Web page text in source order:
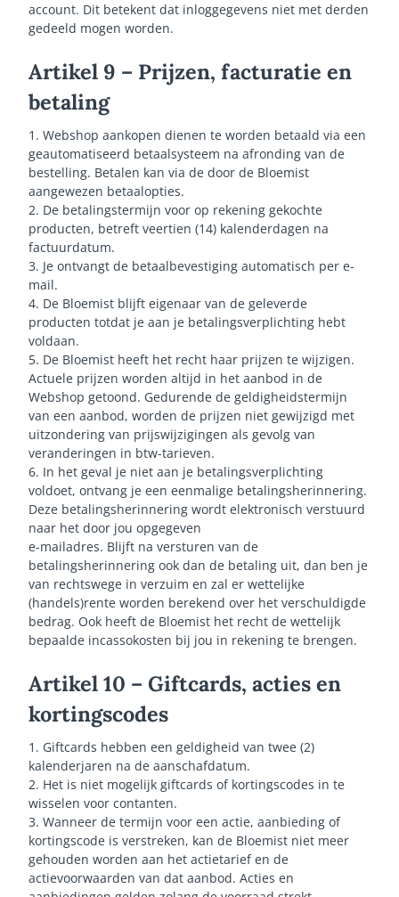
account. Dit betekent dat inloggegevens niet met derden
gedeeld mogen worden.
Artikel 9 – Prijzen, facturatie en
betaling
1. Webshop aankopen dienen te worden betaald via een
geautomatiseerd betaalsysteem na afronding van de
bestelling. Betalen kan via de door de Bloemist
aangewezen betaalopties.
2. De betalingstermijn voor op rekening gekochte
producten, betreft veertien (14) kalenderdagen na
factuurdatum.
3. Je ontvangt de betaalbevestiging automatisch per e-
mail.
4. De Bloemist blijft eigenaar van de geleverde
producten totdat je aan je betalingsverplichting hebt
voldaan.
5. De Bloemist heeft het recht haar prijzen te wijzigen.
Actuele prijzen worden altijd in het aanbod in de
Webshop getoond. Gedurende de geldigheidstermijn
van een aanbod, worden de prijzen niet gewijzigd met
uitzondering van prijswijzigingen als gevolg van
veranderingen in btw-tarieven.
6. In het geval je niet aan je betalingsverplichting
voldoet, ontvang je een eenmalige betalingsherinnering.
Deze betalingsherinnering wordt elektronisch verstuurd
naar het door jou opgegeven
e-mailadres. Blijft na versturen van de
betalingsherinnering ook dan de betaling uit, dan ben je
van rechtswege in verzuim en zal er wettelijke
(handels)rente worden berekend over het verschuldigde
bedrag. Ook heeft de Bloemist het recht de wettelijk
bepaalde incassokosten bij jou in rekening te brengen.
Artikel 10 – Giftcards, acties en
kortingscodes
1. Giftcards hebben een geldigheid van twee (2)
kalenderjaren na de aanschafdatum.
2. Het is niet mogelijk giftcards of kortingscodes in te
wisselen voor contanten.
3. Wanneer de termijn voor een actie, aanbieding of
kortingscode is verstreken, kan de Bloemist niet meer
gehouden worden aan het actietarief en de
actievoorwaarden van dat aanbod. Acties en